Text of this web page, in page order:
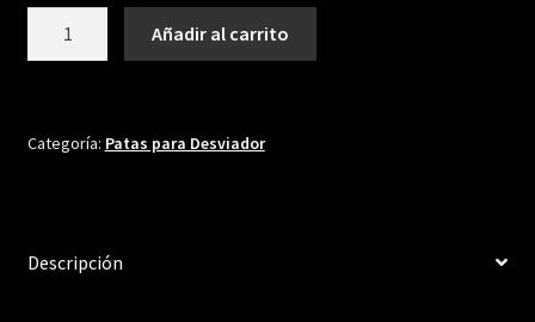
Añadir al carrito
Categoría: Patas para Desviador
Descripción